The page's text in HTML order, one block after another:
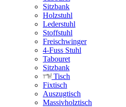
Sitzbank
Holzstuhl
Lederstuhl
Stoffstuhl
Freischwinger
4-Fuss Stuhl
Tabouret
Sitzbank
Tisch
Fixtisch
Auszugtisch
Massivholztisch